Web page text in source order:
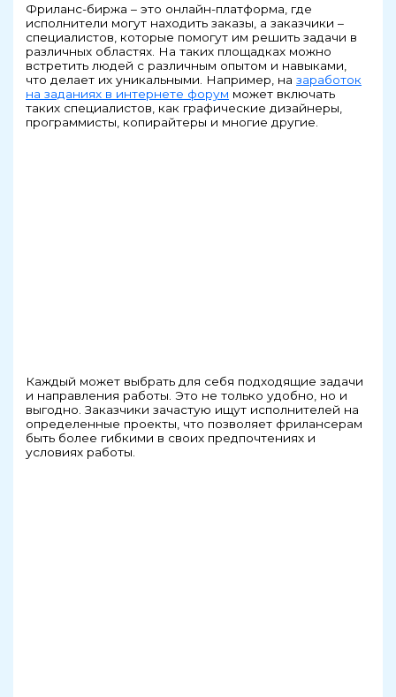
Фриланс-биржа – это онлайн-платформа, где
исполнители могут находить заказы, а заказчики –
специалистов, которые помогут им решить задачи в
различных областях. На таких площадках можно
встретить людей с различным опытом и навыками,
что делает их уникальными. Например, назаработок
на заданиях в интернете форум может включать
таких специалистов, как графические дизайнеры,
программисты, копирайтеры и многие другие.
Каждый может выбрать для себя подходящие задачи
и направления работы. Это не только удобно, но и
выгодно. Заказчики зачастую ищут исполнителей на
определенные проекты, что позволяет фрилансерам
быть более гибкими в своих предпочтениях и
условиях работы.